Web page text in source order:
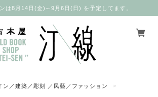
は8月14日(金)～9月6日(日) を予定してます。
ン／建築／彫刻 ／民藝／ファッション